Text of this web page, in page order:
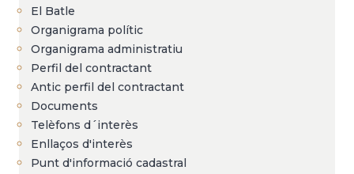
El Batle
Organigrama polític
Organigrama administratiu
Perfil del contractant
Antic perfil del contractant
Documents
Telèfons d´interès
Enllaços d'interès
Punt d'informació cadastral